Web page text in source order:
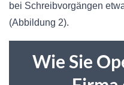
bei Schreibvorgängen
(Abbildung 2).